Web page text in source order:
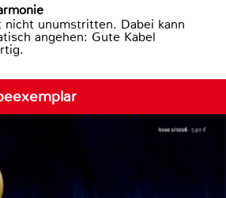
nicht unumstritten. Dabei kann
angehen: Gute Kabel